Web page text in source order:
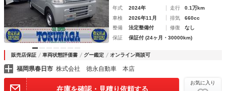
年式 2024年 走行
0.1万km
車検
2026年11月 排気
660cc
整備
法定整備付 修復
なし
保証
保証付 (24ヶ月・30000km)
販売店保証 車両状態評価書 グー鑑定 オンライン商談可
福岡県春日市 株式会社 徳永自動車 本店
在庫を確認・見積り依頼する
お気に入り